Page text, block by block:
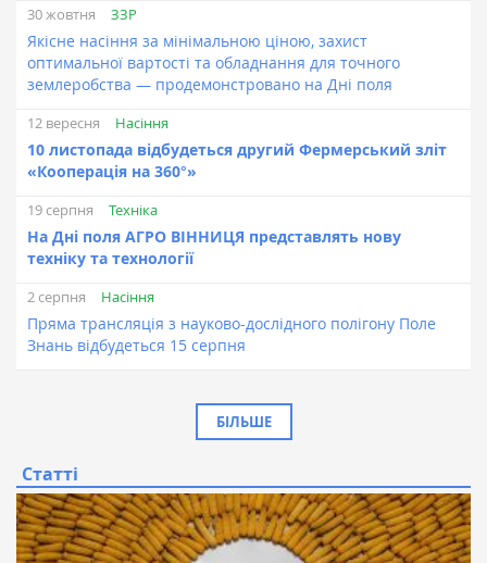
30 жовтня ЗЗР
Якісне насіння за мінімальною ціною, захист
оптимальної вартості та обладнання для точного
землеробства — продемонстровано на Дні поля
12 вересня Насіння
10 листопада відбудеться другий Фермерський зліт
«Кооперація на 360°»
19 серпня Техніка
На Дні поля АГРО ВІННИЦЯ представлять нову
техніку та технології
2 серпня Насіння
Пряма трансляція з науково-дослідного полігону Поле
Знань відбудеться 15 серпня
БІЛЬШЕ
Статті